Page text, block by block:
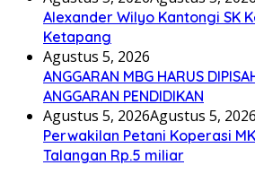
Alexander Wilyo Kantongi SK
Ketapang
Agustus 5, 2026
ANGGARAN MBG HARUS
ANGGARAN PENDIDIKAN
Agustus 5, 2026Agustus 5, 2026
Perwakilan Petani Koperasi
Talangan Rp.5 miliar